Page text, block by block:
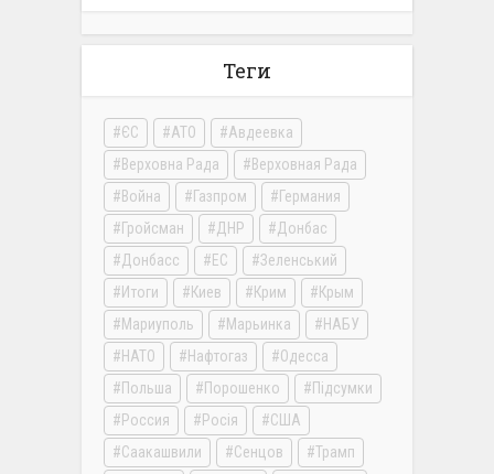
Теги
ЄС АТО
Авдеевка
Верховна Рада
Верховная Рада
Война
Газпром
Германия
Гройсман
ДНР
Донбас
Донбасс
ЕС
Зеленський
Итоги
Киев Крим
Крым
Мариуполь
Марьинка
НАБУ
НАТО
Нафтогаз
Одесса
Польша
Порошенко
Підсумки
Россия
Росія
США
Саакашвили
Сенцов Трамп